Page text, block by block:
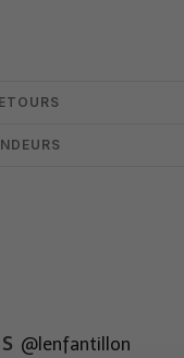
@lenfantillon